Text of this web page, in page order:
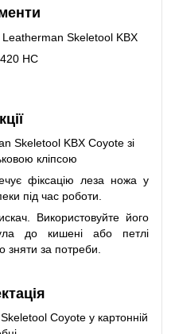
HC
фіксацію леза ножа у
під час роботи.
Використовуйте його
до кишені або петлі
зняти за потреби.